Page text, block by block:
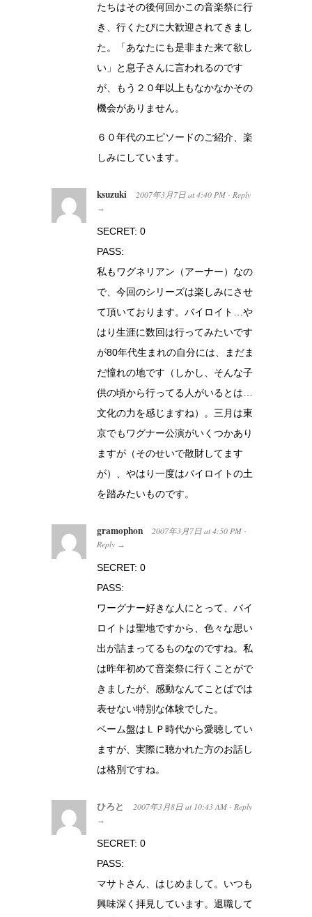
たちはその後何回かこの音楽祭に行
き、行くたびに大歓迎されてきまし
た。「あなたにも是非また来て欲し
い」と息子さんに言われるのです
が、もう２０年以上もなかなかその
機会がありません。
６０年代のエピソードのご紹介、楽
しみにしています。
ksuzuki 2007年3月7日 at 4:40 PM · Reply
→
SECRET: 0
PASS:
私もワグネリアン（アーナー）なの
で、今回のシリーズは楽しみにさせ
て頂いております。バイロイト…や
はり生涯に数回は行ってみたいです
が80年代生まれの自分には、まだま
だ憧れの地です（しかし、そんな子
供の頃から行ってる人がいるとは…
文化の力を感じますね）。三月は東
京でもワグナー公演がいくつかあり
ますが（そのせいで散財してます
が）、やはり一度はバイロイトの土
を踏みたいものです。
gramophon 2007年3月7日 at 4:50 PM ·
Reply →
SECRET: 0
PASS:
ワーグナー好きな人にとって、バイ
ロイトは聖地ですから、色々な思い
出が詰まってるものなのですね。私
は昨年初めて音楽祭に行くことがで
きましたが、感動なんてことばでは
表せない特別な体験でした。
ベーム盤はＬＰ時代から愛聴してい
ますが、実際に聴かれた方のお話し
は格別ですね。
ひろと 2007年3月8日 at 10:43 AM · Reply
→
SECRET: 0
PASS:
マサトさん、はじめまして。いつも
興味深く拝見しています。退職して